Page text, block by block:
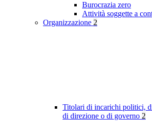
Burocrazia zero
Attività soggette a
Organizzazione 2
Titolari di incarichi politici,
di direzione o di governo 2